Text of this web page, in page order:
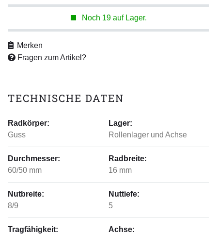
Noch 19 auf Lager.
Merken
Fragen zum Artikel?
TECHNISCHE DATEN
Radkörper:
Guss
Lager:
Rollenlager und Achse
Durchmesser:
60/50 mm
Radbreite:
16 mm
Nutbreite:
8/9
Nuttiefe:
5
Tragfähigkeit:
Achse: